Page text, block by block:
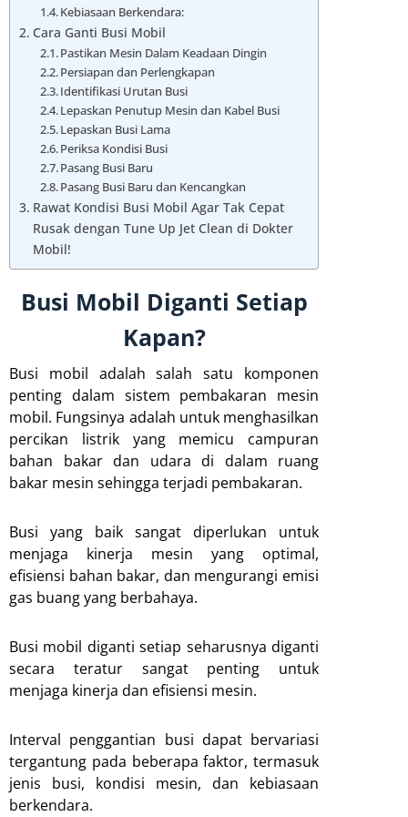
Kebiasaan Berkendara:
Cara Ganti Busi Mobil
Pastikan Mesin Dalam Keadaan Dingin
Persiapan dan Perlengkapan
Identifikasi Urutan Busi
Lepaskan Penutup Mesin dan Kabel Busi
Lepaskan Busi Lama
Periksa Kondisi Busi
Pasang Busi Baru
Pasang Busi Baru dan Kencangkan
Rawat Kondisi Busi Mobil Agar Tak Cepat
Rusak dengan Tune Up Jet Clean di Dokter
Mobil!
Busi Mobil Diganti Setiap
Kapan?
Busi mobil adalah salah satu komponen
penting dalam sistem pembakaran mesin
mobil. Fungsinya adalah untuk menghasilkan
percikan listrik yang memicu campuran
bahan bakar dan udara di dalam ruang
bakar mesin sehingga terjadi pembakaran.
Busi yang baik sangat diperlukan untuk
menjaga kinerja mesin yang optimal,
efisiensi bahan bakar, dan mengurangi emisi
gas buang yang berbahaya.
Busi mobil diganti setiap seharusnya diganti
secara teratur sangat penting untuk
menjaga kinerja dan efisiensi mesin.
Interval penggantian busi dapat bervariasi
tergantung pada beberapa faktor, termasuk
jenis busi, kondisi mesin, dan kebiasaan
berkendara.